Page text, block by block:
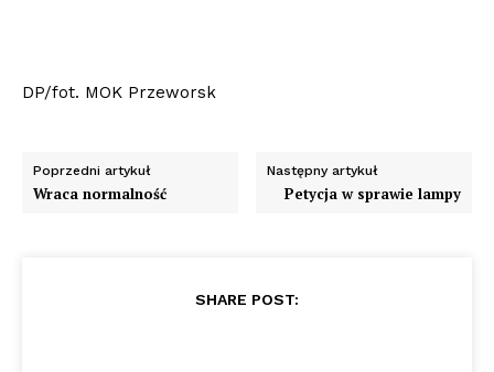
DP/fot. MOK Przeworsk
Poprzedni artykuł
Wraca normalność
Następny artykuł
Petycja w sprawie lampy
SHARE POST: